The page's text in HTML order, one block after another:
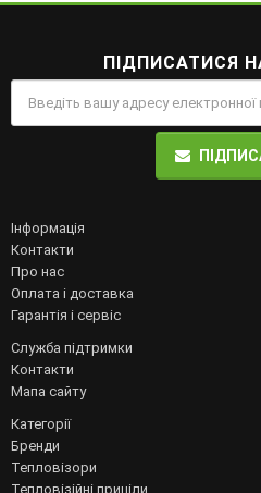
ПІДПИСАТИСЯ
Інформація
Контакти
Про нас
Оплата і доставка
Гарантія і сервіс
Служба підтримки
Контакти
Мапа сайту
Категорії
Бренди
Тепловізори
Тепловізійні приціли